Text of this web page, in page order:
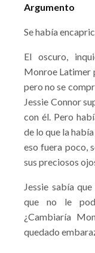
Argumento
Se había
El oscuro,
Monroe Latimer
pero no se
Jessie Connor
con él. Pero
de lo que la
eso fuera poco,
sus preciosos
Jessie sabía
que no le
¿Cambiaría
quedado